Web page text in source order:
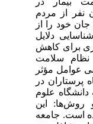
از مردم
خود را از
دلایل
برای کاهش
سلامت
مؤثر
پرستاران در
علوم
این
است. جامعه